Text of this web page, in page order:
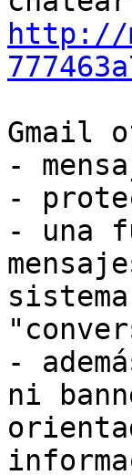
http://
Gmail
-
-
- una
-
ni